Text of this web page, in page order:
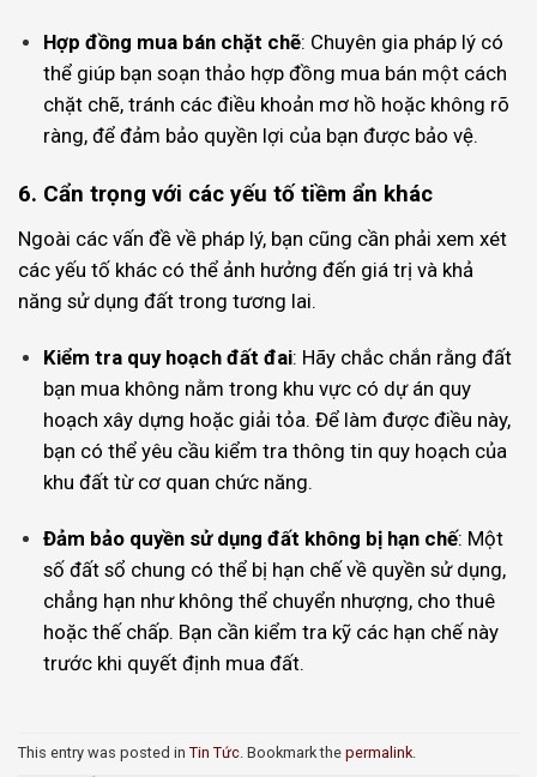
Hợp đồng mua bán chặt chẽ: Chuyên gia pháp lý có
thể giúp bạn soạn thảo hợp đồng mua bán một cách
chặt chẽ, tránh các điều khoản mơ hồ hoặc không rõ
ràng, để đảm bảo quyền lợi của bạn được bảo vệ.
6. Cẩn trọng với các yếu tố tiềm ẩn khác
Ngoài các vấn đề về pháp lý, bạn cũng cần phải xem xét
các yếu tố khác có thể ảnh hưởng đến giá trị và khả
năng sử dụng đất trong tương lai.
Kiểm tra quy hoạch đất đai: Hãy chắc chắn rằng đất
bạn mua không nằm trong khu vực có dự án quy
hoạch xây dựng hoặc giải tỏa. Để làm được điều này,
bạn có thể yêu cầu kiểm tra thông tin quy hoạch của
khu đất từ cơ quan chức năng.
Đảm bảo quyền sử dụng đất không bị hạn chế: Một
số đất sổ chung có thể bị hạn chế về quyền sử dụng,
chẳng hạn như không thể chuyển nhượng, cho thuê
hoặc thế chấp. Bạn cần kiểm tra kỹ các hạn chế này
trước khi quyết định mua đất.
This entry was posted in Tin Tức . Bookmark the permalink